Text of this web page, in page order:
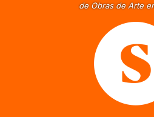
de Obras de Arte